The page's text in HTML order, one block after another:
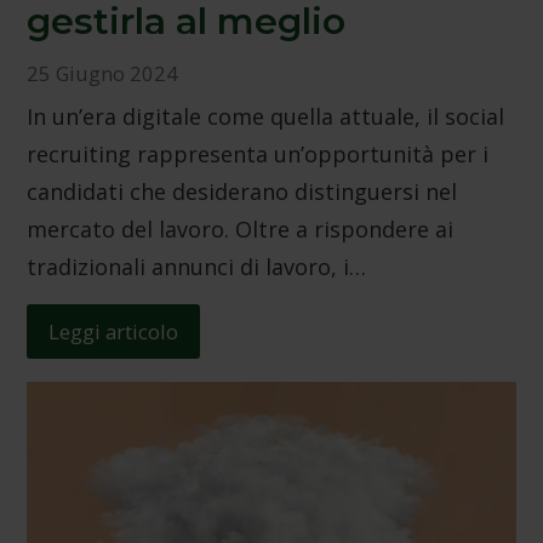
pubblicità e social media, i quali potrebbero combinarle
raccolto dal suo utilizzo dei loro servizi.
sulla privacy. Dichiarazione dei cookie
gestirla al meglio
25 Giugno 2024
In un’era digitale come quella attuale, il social
recruiting rappresenta un’opportunità per i
candidati che desiderano distinguersi nel
mercato del lavoro. Oltre a rispondere ai
tradizionali annunci di lavoro, i…
Leggi articolo